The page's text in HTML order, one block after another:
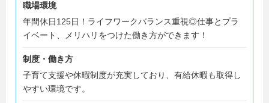
職場環境
年間休日125日！ライフワークバランス重視◎仕事とプラ
イベート、メリハリをつけた働き方ができます！
制度・働き方
子育て支援や休暇制度が充実しており、有給休暇も取得し
やすい環境です。